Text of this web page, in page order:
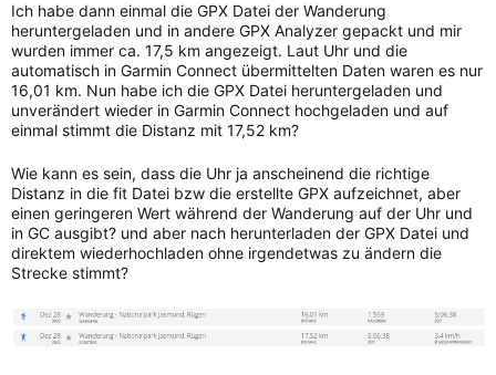
Ich habe dann einmal die GPX Datei der Wanderung
heruntergeladen und in andere GPX Analyzer gepackt und mir
wurden immer ca. 17,5 km angezeigt. Laut Uhr und die
automatisch in Garmin Connect übermittelten Daten waren es nur
16,01 km. Nun habe ich die GPX Datei heruntergeladen und
unverändert wieder in Garmin Connect hochgeladen und auf
einmal stimmt die Distanz mit 17,52 km?
Wie kann es sein, dass die Uhr ja anscheinend die richtige
Distanz in die fit Datei bzw die erstellte GPX aufzeichnet, aber
einen geringeren Wert während der Wanderung auf der Uhr und
in GC ausgibt? und aber nach herunterladen der GPX Datei und
direktem wiederhochladen ohne irgendetwas zu ändern die
Strecke stimmt?